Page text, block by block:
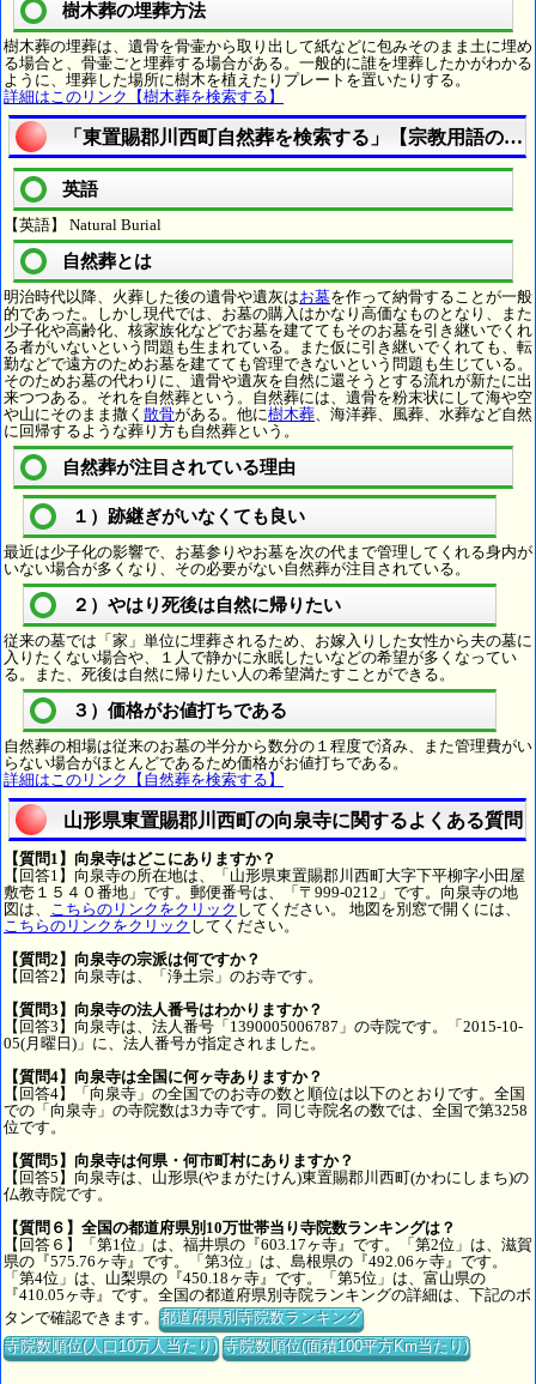
樹木葬の埋葬方法
樹木葬の埋葬は、遺骨を骨壷から取り出して紙などに包みそのまま土に埋め
る場合と、骨壷ごと埋葬する場合がある。一般的に誰を埋葬したかがわかる
ように、埋葬した場所に樹木を植えたりプレートを置いたりする。
詳細はこのリンク【樹木葬を検索する】
「東置賜郡川西町自然葬を検索する」【宗教用語の疑
英語
【英語】 Natural Burial
自然葬とは
明治時代以降、火葬した後の遺骨や遺灰はお墓を作って納骨することが一般
的であった。しかし現代では、お墓の購入はかなり高価なものとなり、また
少子化や高齢化、核家族化などでお墓を建ててもそのお墓を引き継いでくれ
る者がいないという問題も生まれている。また仮に引き継いでくれても、転
勤などで遠方のためお墓を建てても管理できないという問題も生じている。
そのためお墓の代わりに、遺骨や遺灰を自然に還そうとする流れが新たに出
来つつある。それを自然葬という。自然葬には、遺骨を粉末状にして海や空
や山にそのまま撒く 散骨がある。他に樹木葬、海洋葬、風葬、水葬など自然
に回帰するような葬り方も自然葬という。
自然葬が注目されている理由
１）跡継ぎがいなくても良い
最近は少子化の影響で、お墓参りやお墓を次の代まで管理してくれる身内が
いない場合が多くなり、その必要がない自然葬が注目されている。
２）やはり死後は自然に帰りたい
従来の墓では「家」単位に埋葬されるため、お嫁入りした女性から夫の墓に
入りたくない場合や、１人で静かに永眠したいなどの希望が多くなってい
る。また、死後は自然に帰りたい人の希望満たすことができる。
３）価格がお値打ちである
自然葬の相場は従来のお墓の半分から数分の１程度で済み、また管理費がい
らない場合がほとんどであるため価格がお値打ちである。
詳細はこのリンク【自然葬を検索する】
山形県東置賜郡川西町の向泉寺に関するよくある質問
【質問1】向泉寺はどこにありますか？
【回答1】向泉寺の所在地は、「山形県東置賜郡川西町大字下平柳字小田屋
敷壱１５４０番地」です。郵便番号は、「〒999-0212」です。向泉寺の地
図は、 こちらのリンクをクリック してください。 地図を別窓で開くには、
こちらのリンクをクリック してください。
【質問2】向泉寺の宗派は何ですか？
【回答2】向泉寺は、「浄土宗」のお寺です。
【質問3】向泉寺の法人番号はわかりますか？
【回答3】向泉寺は、法人番号「1390005006787」の寺院です。「2015-10-
05(月曜日)」に、法人番号が指定されました。
【質問4】向泉寺は全国に何ヶ寺ありますか？
【回答4】「向泉寺」の全国でのお寺の数と順位は以下のとおりです。全国
での「向泉寺」の寺院数は3カ寺です。同じ寺院名の数では、全国で第3258
位です。
【質問5】向泉寺は何県・何市町村にありますか？
【回答5】向泉寺は、山形県(やまがたけん)東置賜郡川西町(かわにしまち)の
仏教寺院です。
【質問６】全国の都道府県別10万世帯当り寺院数ランキングは？
【回答６】「第1位」は、福井県の『603.17ヶ寺』です。「第2位」は、滋賀
県の『575.76ヶ寺』です。「第3位」は、島根県の『492.06ヶ寺』です。
「第4位」は、山梨県の『450.18ヶ寺』です。「第5位」は、富山県の
『410.05ヶ寺』です。全国の都道府県別寺院ランキングの詳細は、下記のボ
タンで確認できます。都道府県別寺院数ランキング
寺院数順位(人口10万人当たり) 寺院数順位(面積100平方Km当たり)